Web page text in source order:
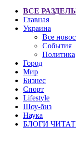
ВСЕ
Главная
Украина
Все
События
Политика
Город
Мир
Бизнес
Спорт
Lifestyle
Шоу-биз
Наука
БЛОГИ